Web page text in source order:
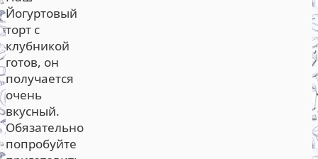
Йогуртовый
торт с
клубникой
готов, он
получается
очень
вкусный.
Обязательно
попробуйте